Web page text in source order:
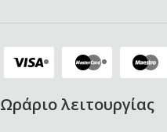
Ωράριο λειτουργίας